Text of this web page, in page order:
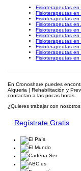
Fisioterapeutas
Fisioterapeutas en
Fisioterapeutas en
Fisioterapeutas en
Fisioterapeutas en
Fisioterapeutas en
Fisioterapeutas
Fisioterapeutas en
Fisioterapeutas en
Fisioterapeutas en
En Cronoshare puedes
Alqueria | Rehabilitación y
contactan a las pocas horas.
¿Quieres trabajar con
Regístrate Gratis